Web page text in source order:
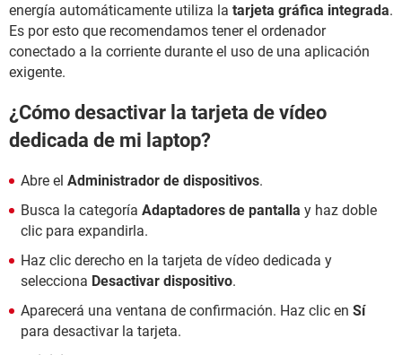
energía automáticamente utiliza la tarjeta gráfica integrada.
Es por esto que recomendamos tener el ordenador
conectado a la corriente durante el uso de una aplicación
exigente.
¿Cómo desactivar la tarjeta de vídeo
dedicada de mi laptop?
Abre el Administrador de dispositivos.
Busca la categoría Adaptadores de pantalla y haz doble
clic para expandirla.
Haz clic derecho en la tarjeta de vídeo dedicada y
selecciona Desactivar dispositivo.
Aparecerá una ventana de confirmación. Haz clic en Sí
para desactivar la tarjeta.